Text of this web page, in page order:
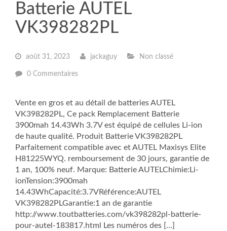
Batterie AUTEL
VK398282PL
août 31, 2023 jackaguy Non classé
0 Commentaires
Vente en gros et au détail de batteries AUTEL
VK398282PL, Ce pack Remplacement Batterie
3900mah 14.43Wh 3.7V est équipé de cellules Li-ion
de haute qualité. Produit Batterie VK398282PL
Parfaitement compatible avec et AUTEL Maxisys Elite
H81225WYQ. remboursement de 30 jours, garantie de
1 an, 100% neuf. Marque: Batterie AUTELChimie:Li-
ionTension:3900mah
14.43WhCapacité:3.7VRéférence:AUTEL
VK398282PLGarantie:1 an de garantie
http://www.toutbatteries.com/vk398282pl-batterie-
pour-autel-183817.html Les numéros des […]